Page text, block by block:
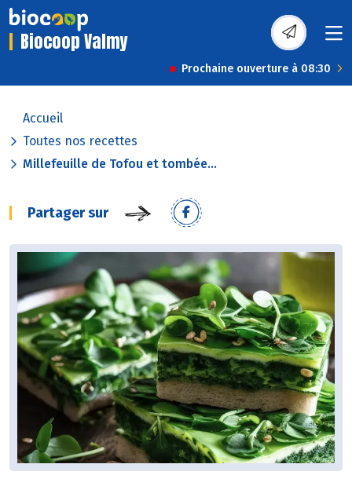
Biocoop Valmy
Prochaine ouverture à 08:30
Accueil
Toutes nos recettes
Millefeuille de Tofou et tombée...
Partager sur